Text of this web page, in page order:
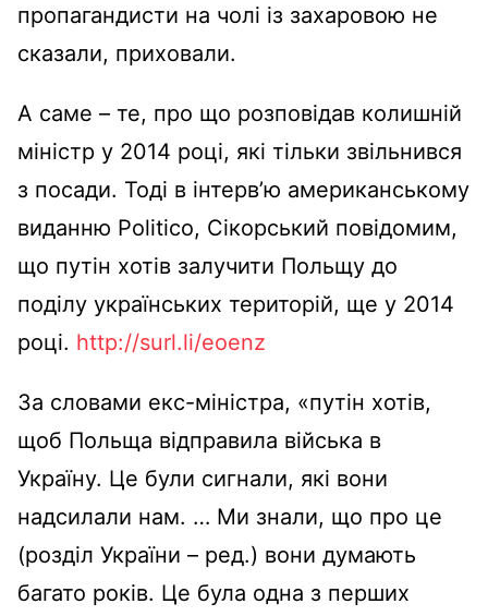
пропагандисти на чолі із захаровою не
сказали, приховали.
А саме – те, про що розповідав колишній
міністр у 2014 році, які тільки звільнився
з посади. Тоді в інтерв’ю американському
виданню Politico, Сікорський повідомим,
що путін хотів залучити Польщу до
поділу українських територій, ще у 2014
році. http://surl.li/eoenz
За словами екс-міністра, «путін хотів,
щоб Польща відправила війська в
Україну. Це були сигнали, які вони
надсилали нам. … Ми знали, що про це
(розділ України – ред.) вони думають
багато років. Це була одна з перших